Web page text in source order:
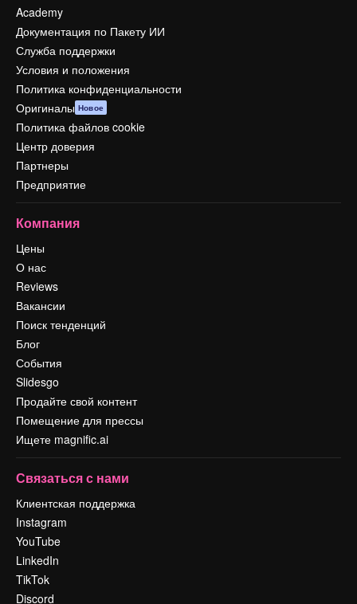
Academy
Документация по Пакету ИИ
Служба поддержки
Условия и положения
Политика конфиденциальности
Оригиналы Новое
Политика файлов cookie
Центр доверия
Партнеры
Предприятие
Компания
Цены
О нас
Reviews
Вакансии
Поиск тенденций
Блог
События
Slidesgo
Продайте свой контент
Помещение для прессы
Ищете magnific.ai
Связаться с нами
Клиентская поддержка
Instagram
YouTube
LinkedIn
TikTok
Discord